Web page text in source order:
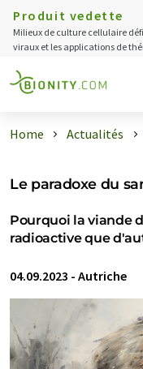
Produit vedette
Milieux de culture cellulaire
viraux et les applications de
Home Actualités
Le paradoxe du
Pourquoi la viande
radioactive que
04.09.2023 - Autriche